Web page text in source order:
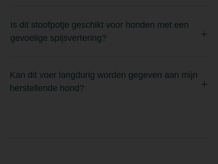
Is dit stoofpotje geschikt voor honden met een
gevoelige spijsvertering?
Kan dit voer langdurig worden gegeven aan mijn
herstellende hond?